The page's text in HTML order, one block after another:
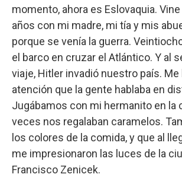
momento, ahora es Eslovaquia.
años con mi madre, mi tía y mis
porque se venía la guerra.
el barco en cruzar el Atlántico. Y al
viaje, Hitler invadió nuestro país. Me
atención que la gente hablaba en
Jugábamos con mi hermanito en la
veces nos regalaban caramelos.
los colores de la comida, y que al
me impresionaron las luces de la
Francisco Zenicek.